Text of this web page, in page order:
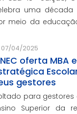
uma década
meio da
e na
07/04/2025
oferta MBA
gestores
para
Superior da